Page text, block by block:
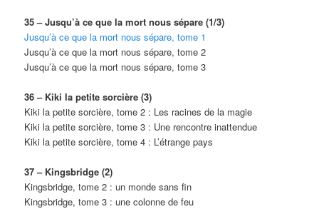
35 – Jusqu’à ce que la mort nous sépare (1/3)
Jusqu’à ce que la mort nous sépare, tome 1
Jusqu’à ce que la mort nous sépare, tome 2
Jusqu’à ce que la mort nous sépare, tome 3
36 – Kiki la petite sorcière (3)
Kiki la petite sorcière, tome 2 : Les racines de la magie
Kiki la petite sorcière, tome 3 : Une rencontre inattendue
Kiki la petite sorcière, tome 4 : L’étrange pays
37 – Kingsbridge (2)
Kingsbridge, tome 2 : un monde sans fin
Kingsbridge, tome 3 : une colonne de feu